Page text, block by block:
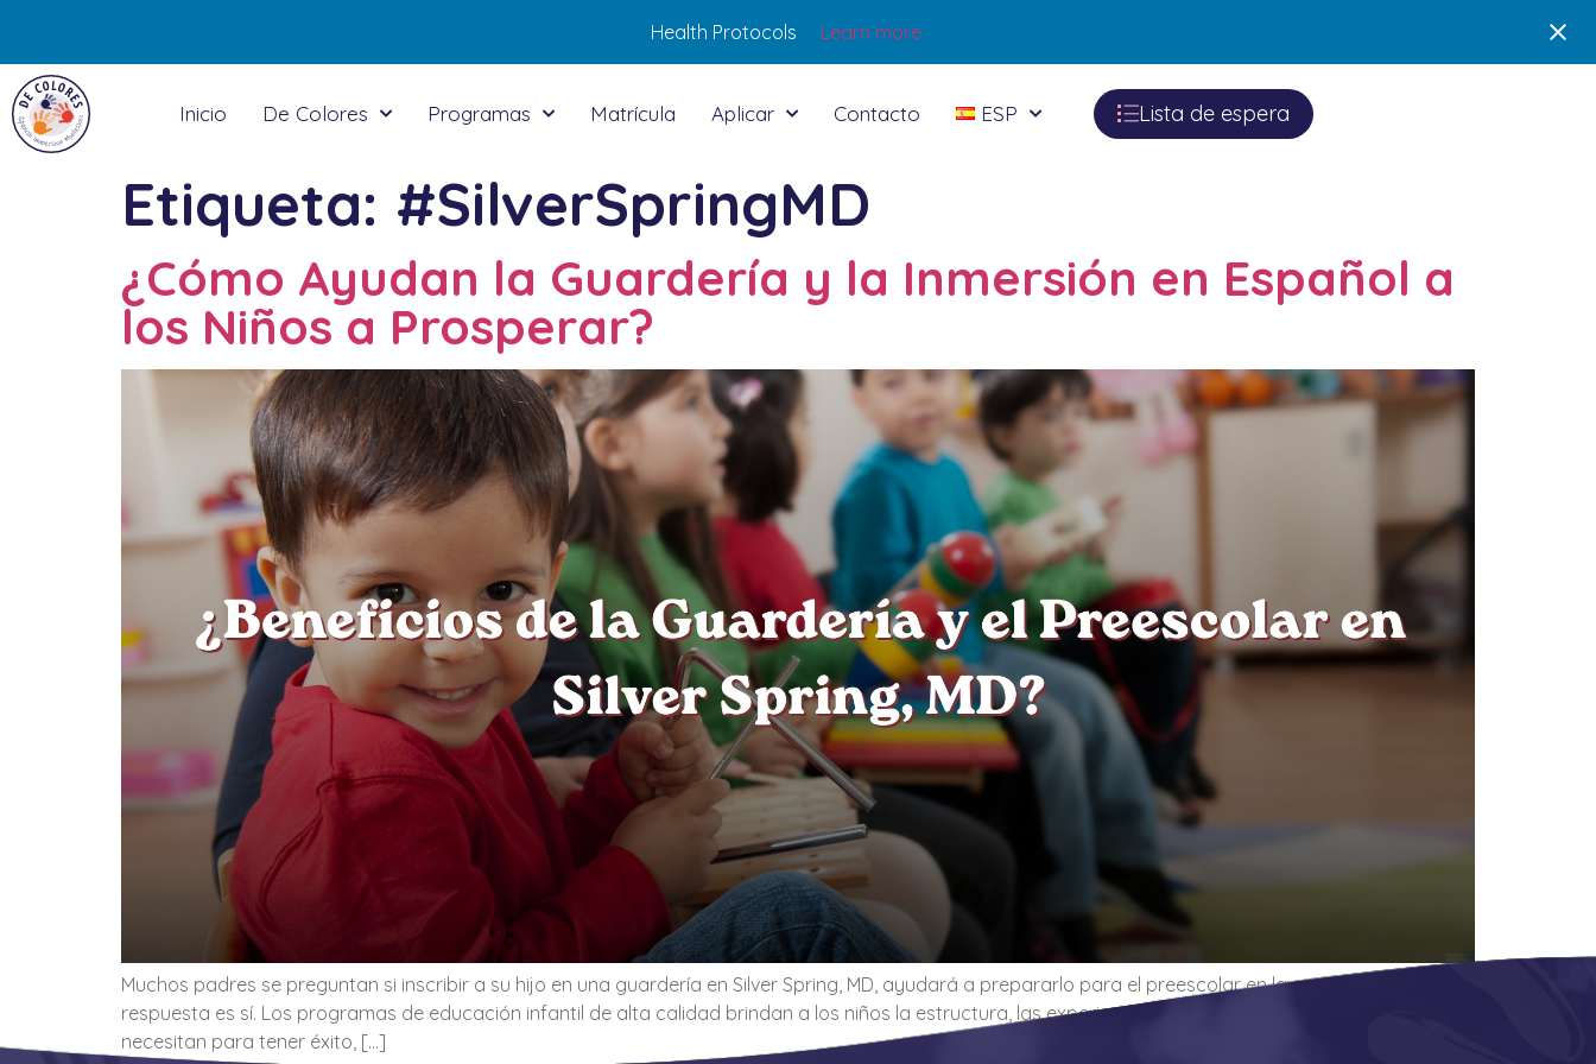
Health Protocols Learn more
Inicio De Colores Programas Matrícula Aplicar Contacto ESP Lista de espera
Etiqueta: #SilverSpringMD
¿Cómo Ayudan la Guardería y la Inmersión en Español a
los Niños a Prosperar?
Muchos padres se preguntan si inscribir a su hijo en una guardería en Silver Spring, MD, ayudará a prepararlo para el preescolar en la misma localidad. La
respuesta es sí. Los programas de educación infantil de alta calidad brindan a los niños la estructura, las experiencias sociales y la confianza que
necesitan para tener éxito, […]